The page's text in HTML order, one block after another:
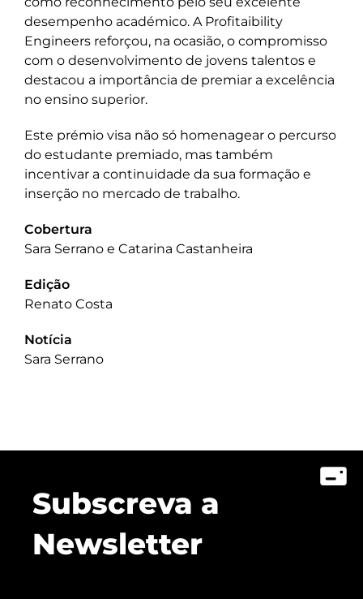
desempenho académico. A Profitaibility
Engineers reforçou, na ocasião, o compromisso
com o desenvolvimento de jovens talentos e
destacou a importância de premiar a excelência
no ensino superior.
Este prémio visa não só homenagear o percurso
do estudante premiado, mas também
incentivar a continuidade da sua formação e
inserção no mercado de trabalho.
Cobertura
Sara Serrano e Catarina Castanheira
Edição
Renato Costa
Notícia
Sara Serrano
Subscreva a
Newsletter